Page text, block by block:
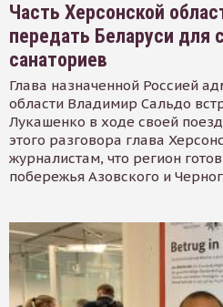
Часть Херсонской
передать Беларуси для
санаториев
Глава назначенной Россией
области Владимир Сальдо
Лукашенко в ходе своей
этого разговора глава
журналистам, что регион
побережья Азовского и